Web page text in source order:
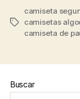
Etiquetas
camiseta
camisetas
camiseta de
Buscar